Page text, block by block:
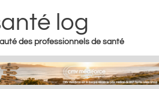
to navigation
log
des professionnels de santé